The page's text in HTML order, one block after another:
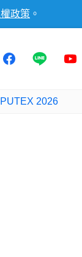
政策 。
2026